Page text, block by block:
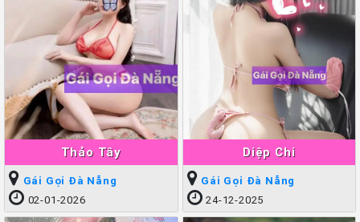
Thảo Tây
Gái Gọi Đà Nẵng
02-01-2026
Diệp Chi
Gái Gọi Đà Nẵng
24-12-2025